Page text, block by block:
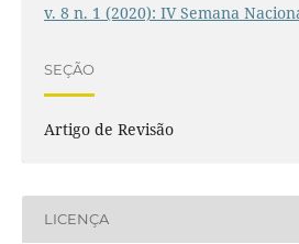
v. 8 n. 1 (2020): IV Semana
SEÇÃO
Artigo de Revisão
LICENÇA